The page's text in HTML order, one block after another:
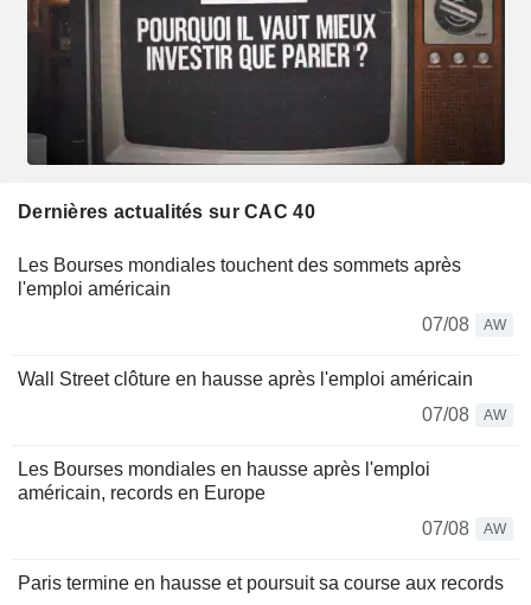
Dernières actualités sur CAC 40
Les Bourses mondiales touchent des sommets après
l'emploi américain
07/08
AW
Wall Street clôture en hausse après l'emploi américain
07/08
AW
Les Bourses mondiales en hausse après l'emploi
américain, records en Europe
07/08
AW
Paris termine en hausse et poursuit sa course aux records